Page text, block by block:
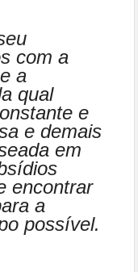
com a
a
qual
e
e demais
em
encontrar
a
possível.